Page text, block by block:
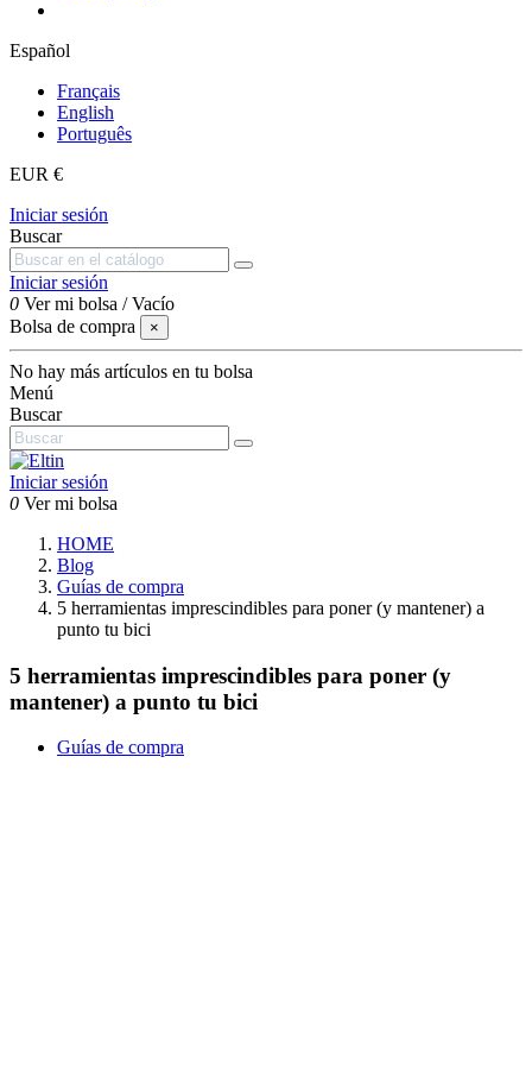
Español
Français
English
Português
EUR €
Iniciar sesión
Buscar
Iniciar sesión
0 Ver mi bolsa /Vacío
Bolsa de compra
×
No hay más artículos en tu bolsa
Menú
Buscar
Iniciar sesión
0 Ver mi bolsa
HOME
Blog
Guías de compra
5 herramientas imprescindibles para poner (y mantener) a
punto tu bici
5 herramientas imprescindibles para poner (y
mantener) a punto tu bici
Guías de compra